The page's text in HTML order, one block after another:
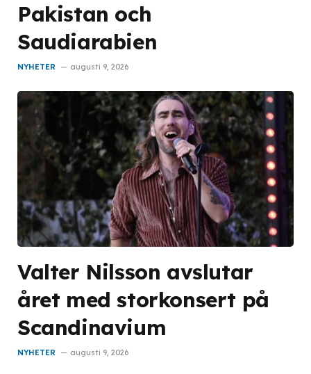
Pakistan och
Saudiarabien
NYHETER augusti 9, 2026
Valter Nilsson avslutar
året med storkonsert på
Scandinavium
NYHETER augusti 9, 2026